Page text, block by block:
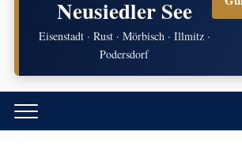
Neusiedler See
Eisenstadt · Rust · Mörbisch · Illmitz ·
Podersdorf